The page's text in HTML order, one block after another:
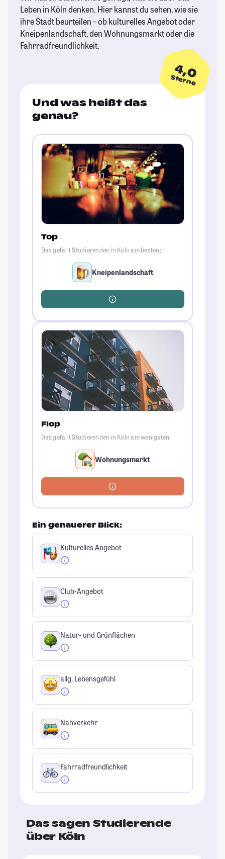
Leben in Köln denken. Hier kannst du sehen, wie sie
ihre Stadt beurteilen – ob kulturelles Angebot oder
Kneipenlandschaft, den Wohnungsmarkt oder die
Fahrradfreundlichkeit.
4,0
Sterne
Und was heißt das
genau?
Top
Das gefällt Studierenden in Köln am besten:
Kneipenlandschaft
Flop
Das gefällt Studierenden in Köln am wenigsten:
Wohnungsmarkt
Ein genauerer Blick:
Kulturelles Angebot
Club-Angebot
Natur- und Grünflächen
allg. Lebensgefühl
Nahverkehr
Fahrradfreundlichkeit
Das sagen Studierende
über Köln